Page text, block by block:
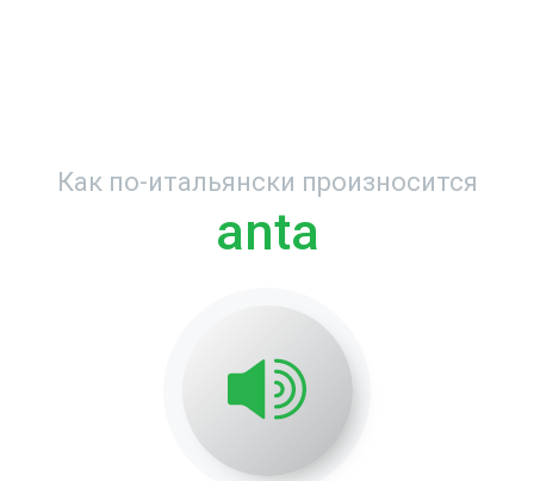
Как по-итальянски произносится
anta